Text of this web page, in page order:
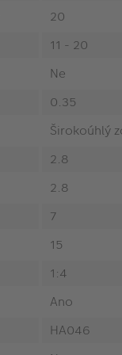
20
11 - 20
Ne
0.35
Širokoúhlý
2.8
2.8
7
15
1:4
Ano
HA046